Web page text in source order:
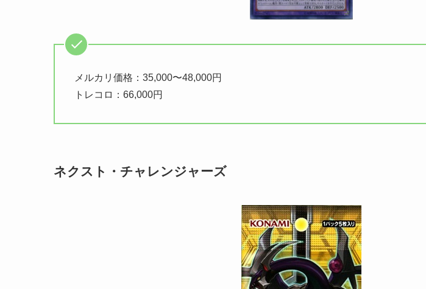
メルカリ価格：35,000〜48,000円
トレコロ：66,000円
ネクスト・チャレンジャーズ